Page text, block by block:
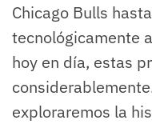
Chicago Bulls
tecnológicamente
hoy en día, estas
exploraremos la